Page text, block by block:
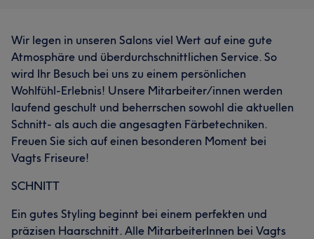
Wir legen in unseren Salons viel Wert auf eine gute
Atmosphäre und überdurchschnittlichen Service. So
wird Ihr Besuch bei uns zu einem persönlichen
Wohlfühl-Erlebnis! Unsere Mitarbeiter/innen werden
laufend geschult und beherrschen sowohl die aktuellen
Schnitt- als auch die angesagten Färbetechniken.
Freuen Sie sich auf einen besonderen Moment bei
Vagts Friseure!
SCHNITT
Ein gutes Styling beginnt bei einem perfekten und
präzisen Haarschnitt. Alle MitarbeiterInnen bei Vagts